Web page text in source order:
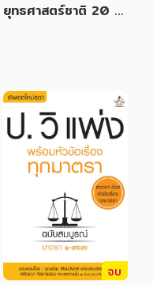
ยุทธศาสตร์ชาติ 20 ปี
จบ